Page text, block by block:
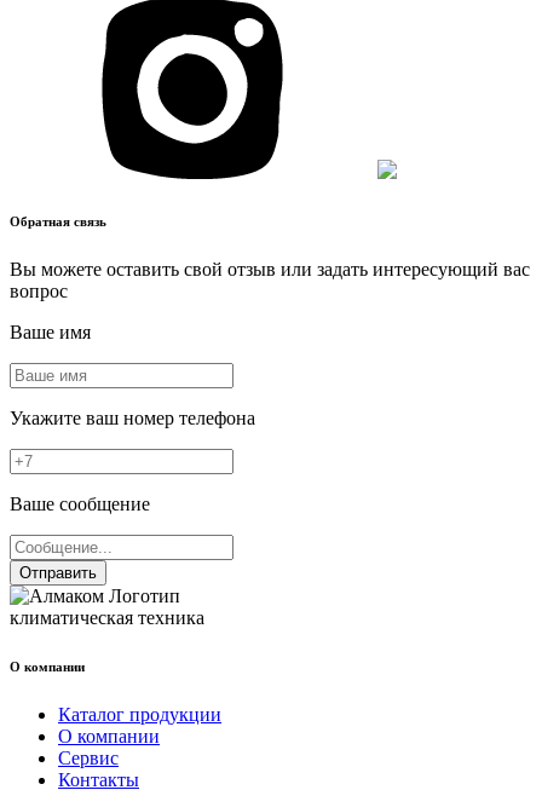
Обратная связь
Вы можете оставить свой отзыв или задать интересующий вас
вопрос
Ваше имя
Укажите ваш номер телефона
Ваше сообщение
Отправить
климатическая техника
О компании
Каталог продукции
О компании
Сервис
Контакты